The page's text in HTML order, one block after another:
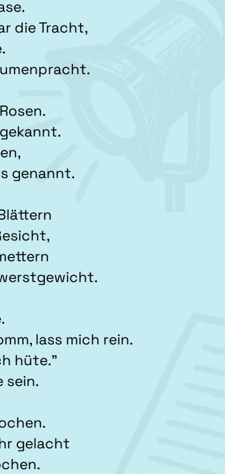
die Tracht,
genannt.
lass mich rein.
hüte.”
sein.
gelacht